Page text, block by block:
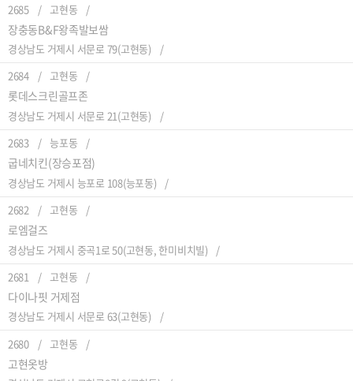
2685
고현동
장충동B&F왕족발보쌈
경상남도 거제시 서문로 79(고현동)
2684
고현동
롯데스크린골프존
경상남도 거제시 서문로 21(고현동)
2683
능포동
굽네치킨(장승포점)
경상남도 거제시 능포로 108(능포동)
2682
고현동
로엠걸즈
경상남도 거제시 중곡1로 50(고현동, 한미비치빌)
2681
고현동
다이나핏 거제점
경상남도 거제시 서문로 63(고현동)
2680
고현동
고현옷방